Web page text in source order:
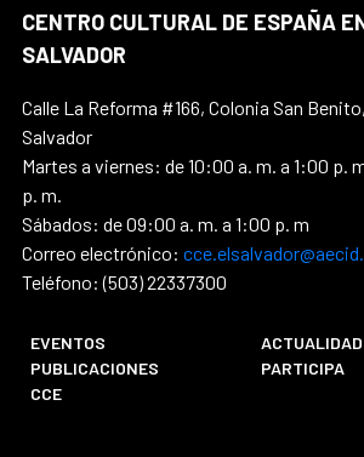
CENTRO CULTURAL DE ESPAÑA
SALVADOR
Calle La Reforma #166, Colonia San
Salvador
Martes a viernes: de 10:00 a. m. a 1:00 p.
p. m.
Sábados: de 09:00 a. m. a 1:00 p. m
Correo electrónico:
Teléfono: (503) 22337300
EVENTOS
ACTUALIDAD
PUBLICACIONES
PARTICIPA
CCE